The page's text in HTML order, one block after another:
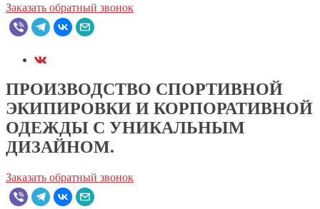
Заказать обратный звонок
ПРОИЗВОДСТВО СПОРТИВНОЙ
ЭКИПИРОВКИ И КОРПОРАТИВНОЙ
ОДЕЖДЫ С УНИКАЛЬНЫМ
ДИЗАЙНОМ.
Заказать обратный звонок